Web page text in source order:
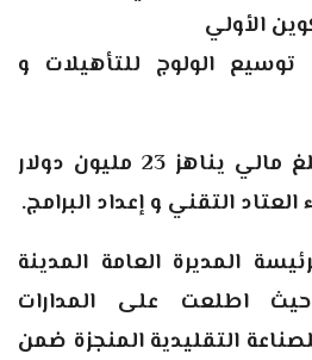
توسيع الولوج للتأهيلات و
و قد تم تخصيص مبلغ مالي يناهز 23 مليون دولار
التقني و إعداد البرامج.
المديرة العامة المدينة
اطلعت على المدارات
التقليدية المنجزة ضمن